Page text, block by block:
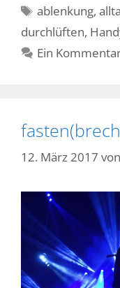
Schlagwörter
ablenkung,
durchlüften,
Ein
12. März 2017 von